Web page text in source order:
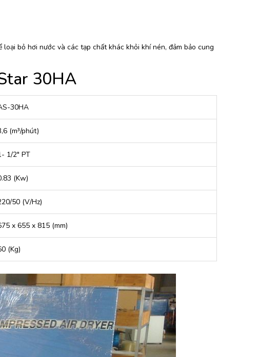
bỏ hơi nước và các tạp chất khác khỏi khí nén, đảm bảo cung
30HA
30HA
(m³/phút)
1/2″ PT
(Kw)
50 (V/Hz)
x 655 x 815 (mm)
(Kg)